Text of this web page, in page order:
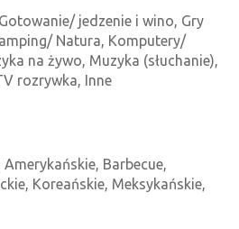
jedzenie i wino, Gry
Natura, Komputery/
na żywo, Muzyka (słuchanie),
rozrywka, Inne
Barbecue,
Koreańskie, Meksykańskie,